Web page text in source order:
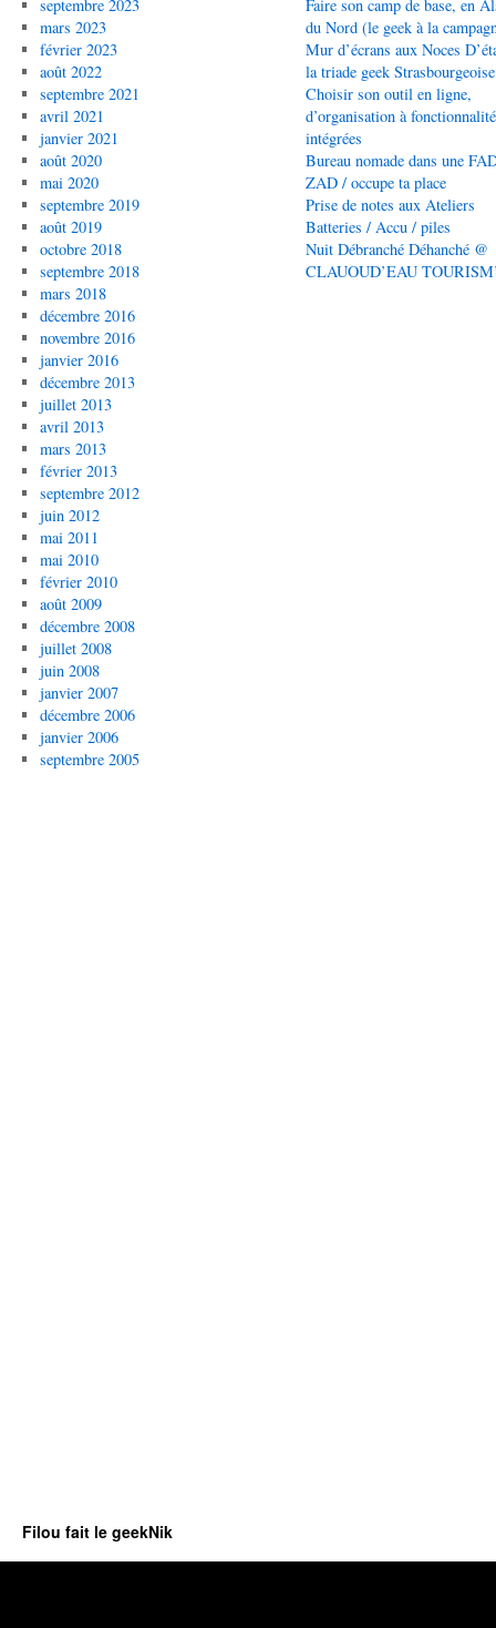
septembre 2023
mars 2023
février 2023
août 2022
septembre 2021
avril 2021
janvier 2021
août 2020
mai 2020
septembre 2019
août 2019
octobre 2018
septembre 2018
mars 2018
décembre 2016
novembre 2016
janvier 2016
décembre 2013
juillet 2013
avril 2013
mars 2013
février 2013
septembre 2012
juin 2012
mai 2011
mai 2010
février 2010
août 2009
décembre 2008
juillet 2008
juin 2008
janvier 2007
décembre 2006
janvier 2006
septembre 2005
Faire son camp de base, en
du Nord (le geek à la
Mur d’écrans aux Noces
la triade geek Strasbourgeoise
Choisir son outil en ligne,
d’organisation à
intégrées
Bureau nomade dans une
ZAD / occupe ta place
Prise de notes aux Ateliers
Batteries / Accu / piles
Nuit Débranché Déhanché @
CLAUOUD’EAU
Filou fait le geekNik